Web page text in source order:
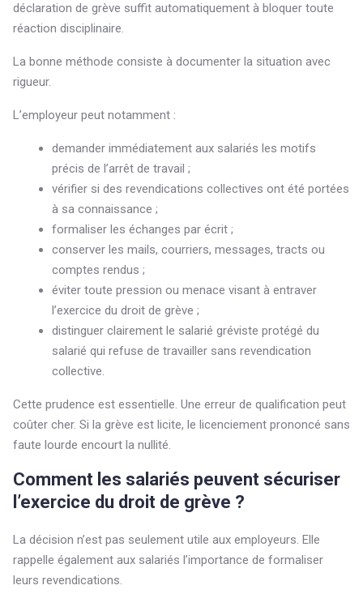
déclaration de grève suffit automatiquement à bloquer toute
réaction disciplinaire.
La bonne méthode consiste à documenter la situation avec
rigueur.
L’employeur peut notamment :
demander immédiatement aux salariés les motifs
précis de l’arrêt de travail ;
vérifier si des revendications collectives ont été portées
à sa connaissance ;
formaliser les échanges par écrit ;
conserver les mails, courriers, messages, tracts ou
comptes rendus ;
éviter toute pression ou menace visant à entraver
l’exercice du droit de grève ;
distinguer clairement le salarié gréviste protégé du
salarié qui refuse de travailler sans revendication
collective.
Cette prudence est essentielle. Une erreur de qualification peut
coûter cher. Si la grève est licite, le licenciement prononcé sans
faute lourde encourt la nullité.
Comment les salariés peuvent sécuriser
l’exercice du droit de grève ?
La décision n’est pas seulement utile aux employeurs. Elle
rappelle également aux salariés l’importance de formaliser
leurs revendications.